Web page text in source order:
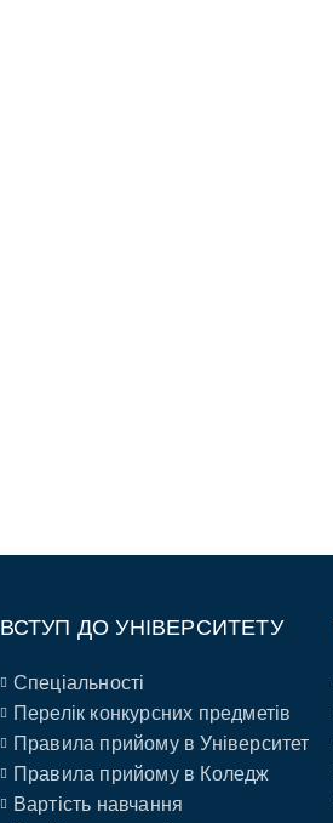
ВСТУП ДО УНІВЕРСИТЕТУ
Спеціальності
Перелік конкурсних предметів
Правила прийому в Університет
Правила прийому в Коледж
Вартість навчання